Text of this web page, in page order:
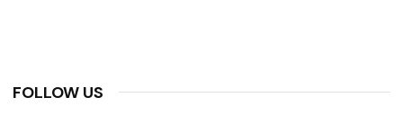
FOLLOW US